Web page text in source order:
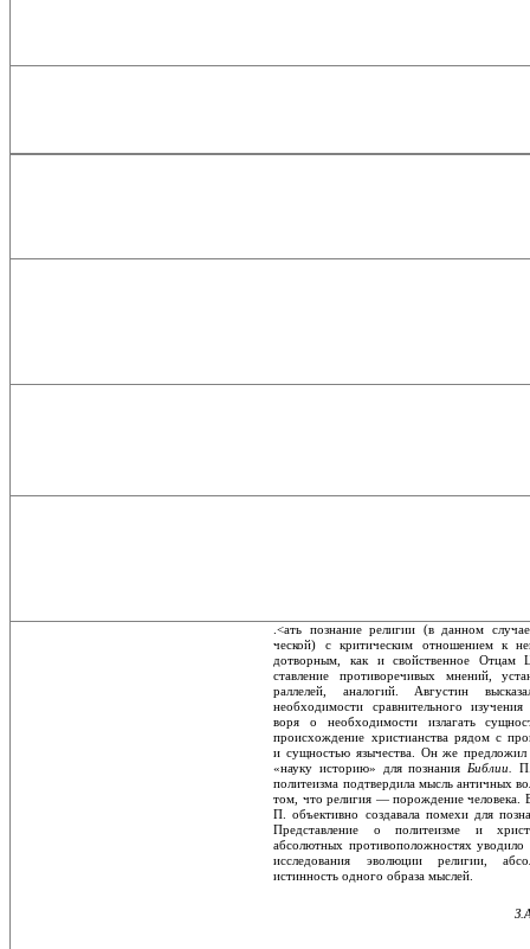
.<ать познание религии (в данном
ческой) с критическим отношением к
дотворным, как и свойственное Отцам
ставление противоречивых мнений,
раллелей, аналогий. Августин
необходимости сравнительного
воря о необходимости излагать
происхождение христианства рядом с
и сущностью язычества. Он же предложил
«науку историю» для познания Библии.
политеизма подтвердила мысль античных
том, что религия — порождение чело­века.
П. объективно создавала помехи для
Представление о политеизме и
абсолютных противоположностях уводило
исследования эволюции религии,
истинность одного образа мыслей.